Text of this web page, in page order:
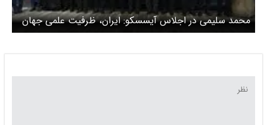
محمد سلیمی در اجلاس آیسسکو: ایران، ظرفیت علمی جهان
اسلام را سرمایه‌ای مشترک می‌داند